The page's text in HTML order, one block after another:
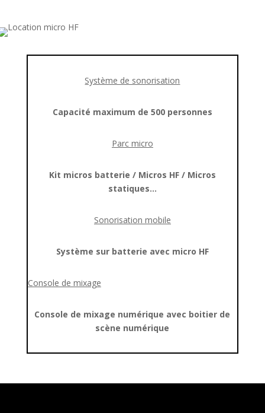
Système de sonorisation
Capacité maximum de 500 personnes
Parc micro
Kit micros batterie / Micros HF / Micros
statiques…
Sonorisation mobile
Système sur batterie avec micro HF
Console de mixage
Console de mixage numérique avec boitier de
scène numérique